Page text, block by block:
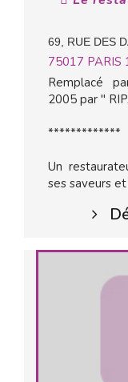
69, RUE DES
75017 PARIS
Remplacé
2005 par "
*************
Un
ses saveurs et